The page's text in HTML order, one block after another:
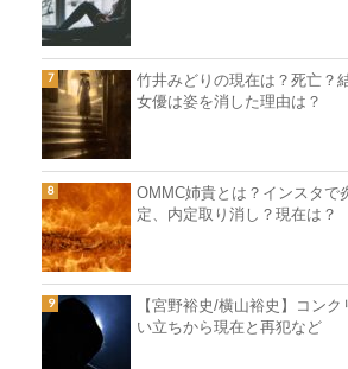
竹井みどりの現在は？死亡？
女優は姿を消した理由は？
OMMC姉貴とは？インスタで
定、内定取り消し？現在は？
【宮野裕史/横山裕史】コン
い立ちから現在と再犯など